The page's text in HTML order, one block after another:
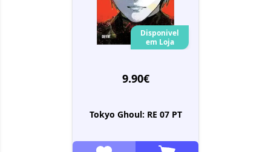
Disponivel
em Loja
9.90€
Tokyo Ghoul: RE 07 PT